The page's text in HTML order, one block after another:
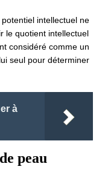
intellectuel ne
le quotient intellectuel
considéré comme un
seul pour déterminer
à
peau